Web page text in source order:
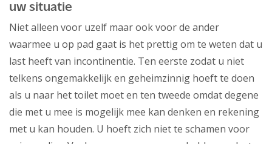
uw situatie
Niet alleen voor uzelf maar ook voor de ander
waarmee u op pad gaat is het prettig om te weten dat u
last heeft van incontinentie. Ten eerste zodat u niet
telkens ongemakkelijk en geheimzinnig hoeft te doen
als u naar het toilet moet en ten tweede omdat degene
die met u mee is mogelijk mee kan denken en rekening
met u kan houden. U hoeft zich niet te schamen voor